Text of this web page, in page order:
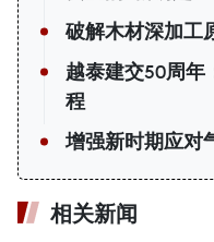
破解木材深加工
越泰建交50周年
程
增强新时期应对
相关新闻